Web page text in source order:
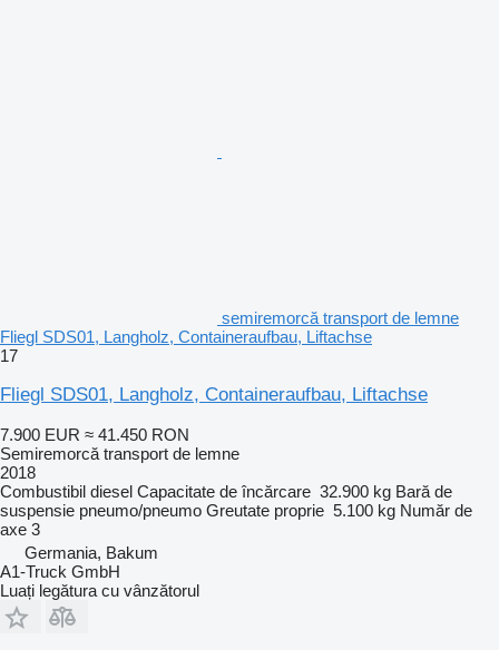
semiremorcă transport de lemne
Fliegl SDS01, Langholz, Containeraufbau, Liftachse
17
Fliegl SDS01, Langholz, Containeraufbau, Liftachse
7.900 EUR ≈ 41.450 RON
Semiremorcă transport de lemne
2018
Combustibil diesel Capacitate de încărcare 32.900 kg Bară de
suspensie pneumo/pneumo Greutate proprie 5.100 kg Număr de
axe 3
Germania, Bakum
A1-Truck GmbH
Luați legătura cu vânzătorul